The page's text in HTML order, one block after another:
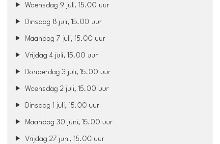
Woensdag 9 juli, 15.00 uur
Dinsdag 8 juli, 15.00 uur
Maandag 7 juli, 15.00 uur
Vrijdag 4 juli, 15.00 uur
Donderdag 3 juli, 15.00 uur
Woensdag 2 juli, 15.00 uur
Dinsdag 1 juli, 15.00 uur
Maandag 30 juni, 15.00 uur
Vrijdag 27 juni, 15.00 uur